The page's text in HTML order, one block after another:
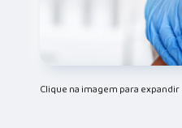
Clique na imagem para expandir